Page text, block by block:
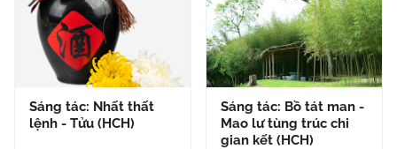
Sáng tác: Nhất thất
lệnh - Tửu (HCH)
Sáng tác: Bồ tát man -
Mao lư tùng trúc chi
gian kết (HCH)